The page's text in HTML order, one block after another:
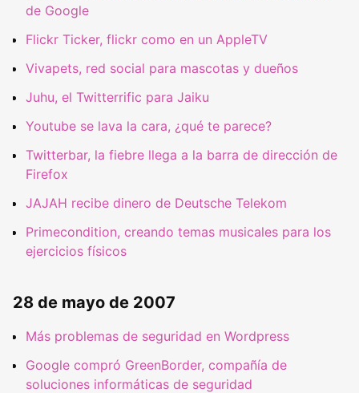
de Google
Flickr Ticker, flickr como en un AppleTV
Vivapets, red social para mascotas y dueños
Juhu, el Twitterrific para Jaiku
Youtube se lava la cara, ¿qué te parece?
Twitterbar, la fiebre llega a la barra de dirección de
Firefox
JAJAH recibe dinero de Deutsche Telekom
Primecondition, creando temas musicales para los
ejercicios físicos
28 de mayo de 2007
Más problemas de seguridad en Wordpress
Google compró GreenBorder, compañía de
soluciones informáticas de seguridad